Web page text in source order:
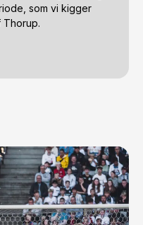
som vi kigger
Thorup.